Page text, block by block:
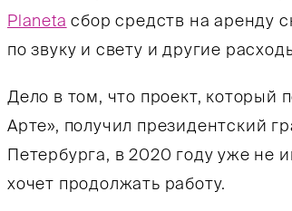
Planeta сбор средств на аренду
по звуку и свету и другие
Дело в том, что проект, который
Арте», получил президентский
Петербурга, в 2020 году уже не
хочет продолжать работу.